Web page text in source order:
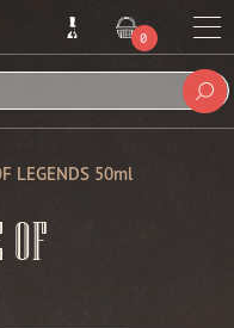
0
ARTICLE
LEGENDS 50ml